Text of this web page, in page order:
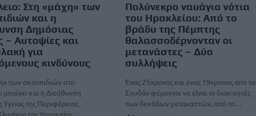
Στη «μάχη» των
και η
Δημόσιας
– Αυτοψίες και
για
κινδύνους
των σκουπιδιών στο
μπαίνει και η Διεύθυνση
Υγείας της Περιφέρειας
της Υπηρεσίας…
Πολύνεκρο ναυάγιο νότια
του Ηρακλείου: Από το
βράδυ της Πέμπτης
θαλασσοδέρνονταν οι
μετανάστες – Δύο
συλλήψεις
Ένας 25χρονος και ένας 19χρονος από το
Σουδάν φέρονται να είναι οι διακινητές
των δεκάδων μεταναστών, από το…